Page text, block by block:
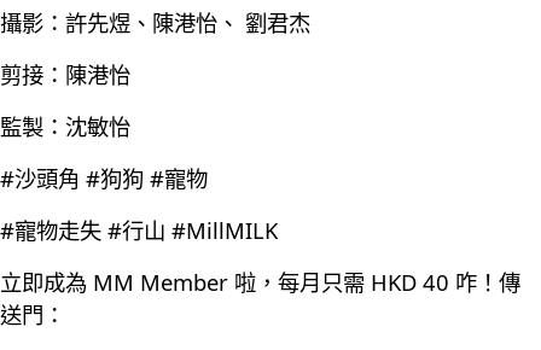
攝影：許先煜、陳港怡、 劉君杰
剪接：陳港怡
監製：沈敏怡
#沙頭角 #狗狗 #寵物
#寵物走失 #行山 #MillMILK
立即成為 MM Member 啦，每月只需 HKD 40 咋！傳
送門：